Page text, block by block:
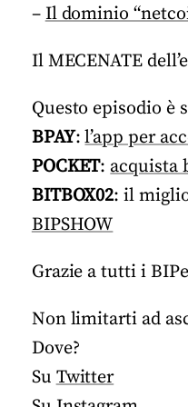
–Il dominio
Il MECENATE
Questo episodio è
BPAY:l’app per
POCKET:acquista
BITBOX02: il
BIPSHOW
Grazie a tutti i
Non limitarti ad
Dove?
SuTwitter